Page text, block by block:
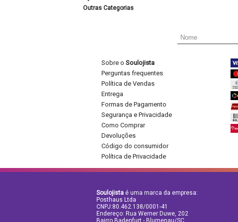
Outras Categorias
Sobre o Soulojista
Perguntas frequentes
Política de Vendas
Entrega
Formas de Pagamento
Segurança e Privacidade
Como Comprar
Devoluções
Código do consumidor
Política de Privacidade
Soulojista é uma marca da empresa:
Posthaus Ltda
CNPJ:80.462.138/0001-41
Endereço: Rua Werner Duwe, 202
Bairro Badenfurt - Blumenau/SC